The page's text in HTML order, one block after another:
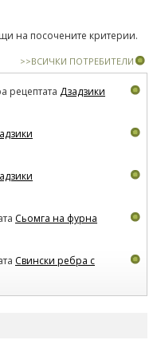
на посочените критерии.
>>ВСИЧКИ ПОТРЕБИТЕЛИ
рецептата Дзадзики
Сьомга на фурна
Свински ребра с